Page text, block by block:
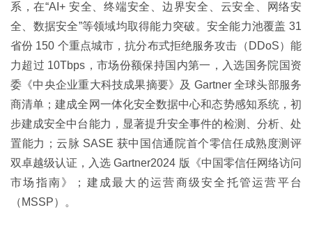
系，在“AI+ 安全、终端安全、边界安全、云安全、网络安
全、数据安全”等领域均取得能力突破。安全能力池覆盖 31
省份 150 个重点城市，抗分布式拒绝服务攻击（DDoS）能
力超过 10Tbps，市场份额保持国内第一，入选国务院国资
委《中央企业重大科技成果摘要》及 Gartner 全球头部服务
商清单；建成全网一体化安全数据中心和态势感知系统，初
步建成安全中台能力，显著提升安全事件的检测、分析、处
置能力；云脉 SASE 获中国信通院首个零信任成熟度测评
双卓越级认证，入选 Gartner2024 版《中国零信任网络访问
市场指南》；建成最大的运营商级安全托管运营平台
（MSSP）。